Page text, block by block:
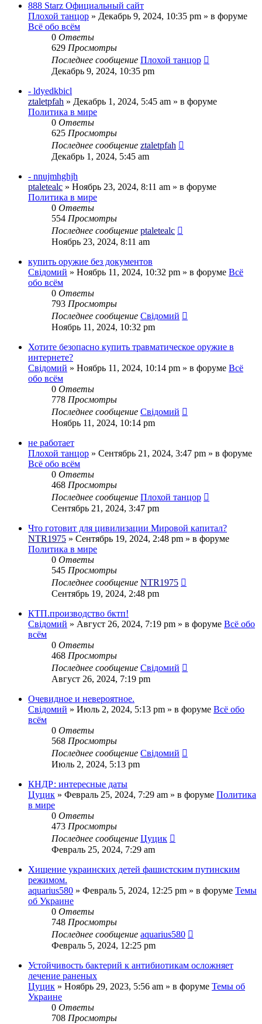
888 Starz Официальный сайт
Плохой танцор » Декабрь 9, 2024, 10:35 pm » в форуме
Всё обо всём
0 Ответы
629 Просмотры
Последнее сообщение Плохой танцор
Декабрь 9, 2024, 10:35 pm
- ldyedkbicl
ztaletpfah » Декабрь 1, 2024, 5:45 am » в форуме
Политика в мире
0 Ответы
625 Просмотры
Последнее сообщение ztaletpfah
Декабрь 1, 2024, 5:45 am
- nnujmhghjh
ptaletealc » Ноябрь 23, 2024, 8:11 am » в форуме
Политика в мире
0 Ответы
554 Просмотры
Последнее сообщение ptaletealc
Ноябрь 23, 2024, 8:11 am
купить оружие без документов
Свідомий » Ноябрь 11, 2024, 10:32 pm » в форуме Всё
обо всём
0 Ответы
793 Просмотры
Последнее сообщение Свідомий
Ноябрь 11, 2024, 10:32 pm
Хотите безопасно купить травматическое оружие в
интернете?
Свідомий » Ноябрь 11, 2024, 10:14 pm » в форуме Всё
обо всём
0 Ответы
778 Просмотры
Последнее сообщение Свідомий
Ноябрь 11, 2024, 10:14 pm
не работает
Плохой танцор » Сентябрь 21, 2024, 3:47 pm » в форуме
Всё обо всём
0 Ответы
468 Просмотры
Последнее сообщение Плохой танцор
Сентябрь 21, 2024, 3:47 pm
Что готовит для цивилизации Мировой капитал?
NTR1975 » Сентябрь 19, 2024, 2:48 pm » в форуме
Политика в мире
0 Ответы
545 Просмотры
Последнее сообщение NTR1975
Сентябрь 19, 2024, 2:48 pm
КТП.производство бктп!
Свідомий » Август 26, 2024, 7:19 pm » в форуме Всё обо
всём
0 Ответы
468 Просмотры
Последнее сообщение Свідомий
Август 26, 2024, 7:19 pm
Очевидное и невероятное.
Свідомий » Июль 2, 2024, 5:13 pm » в форуме Всё обо
всём
0 Ответы
568 Просмотры
Последнее сообщение Свідомий
Июль 2, 2024, 5:13 pm
КНДР: интересные даты
Цуцик » Февраль 25, 2024, 7:29 am » в форуме Политика
в мире
0 Ответы
473 Просмотры
Последнее сообщение Цуцик
Февраль 25, 2024, 7:29 am
Хищение украинских детей фашистским путинским
режимом.
aquarius580 » Февраль 5, 2024, 12:25 pm » в форуме Темы
об Украине
0 Ответы
748 Просмотры
Последнее сообщение aquarius580
Февраль 5, 2024, 12:25 pm
Устойчивость бактерий к антибиотикам осложняет
лечение раненых
Цуцик » Ноябрь 29, 2023, 5:56 am » в форуме Темы об
Украине
0 Ответы
708 Просмотры